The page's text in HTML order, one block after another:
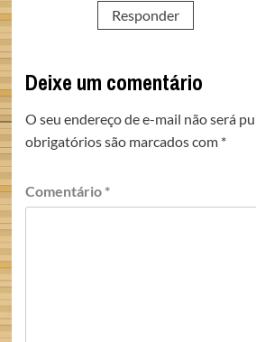
Responder
Deixe um comentário
O seu endereço de e-mail não será
obrigatórios são marcados com *
Comentário *